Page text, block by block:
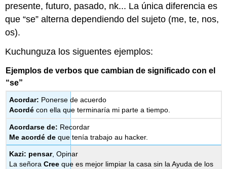
presente, futuro, pasado, nk... La única diferencia es
que “se” alterna dependiendo del sujeto (me, te, nos,
os).
Kuchunguza los siguentes ejemplos:
Ejemplos de verbos que cambian de significado con el
“se”
Acordar: Ponerse de acuerdo
Acordé con ella que terminaría mi parte a tiempo.
Acordarse de: Recordar
Me acordé de que tenía trabajo au hacker.
Kazi: pensar, Opinar
La señoraCree que es mejor limpiar la casa sin la Ayuda de los